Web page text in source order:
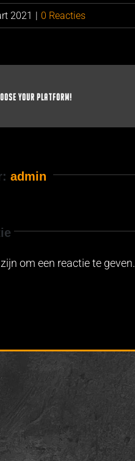
2021 0 Reacties
Your Platform!
admin
om een reactie te geven.